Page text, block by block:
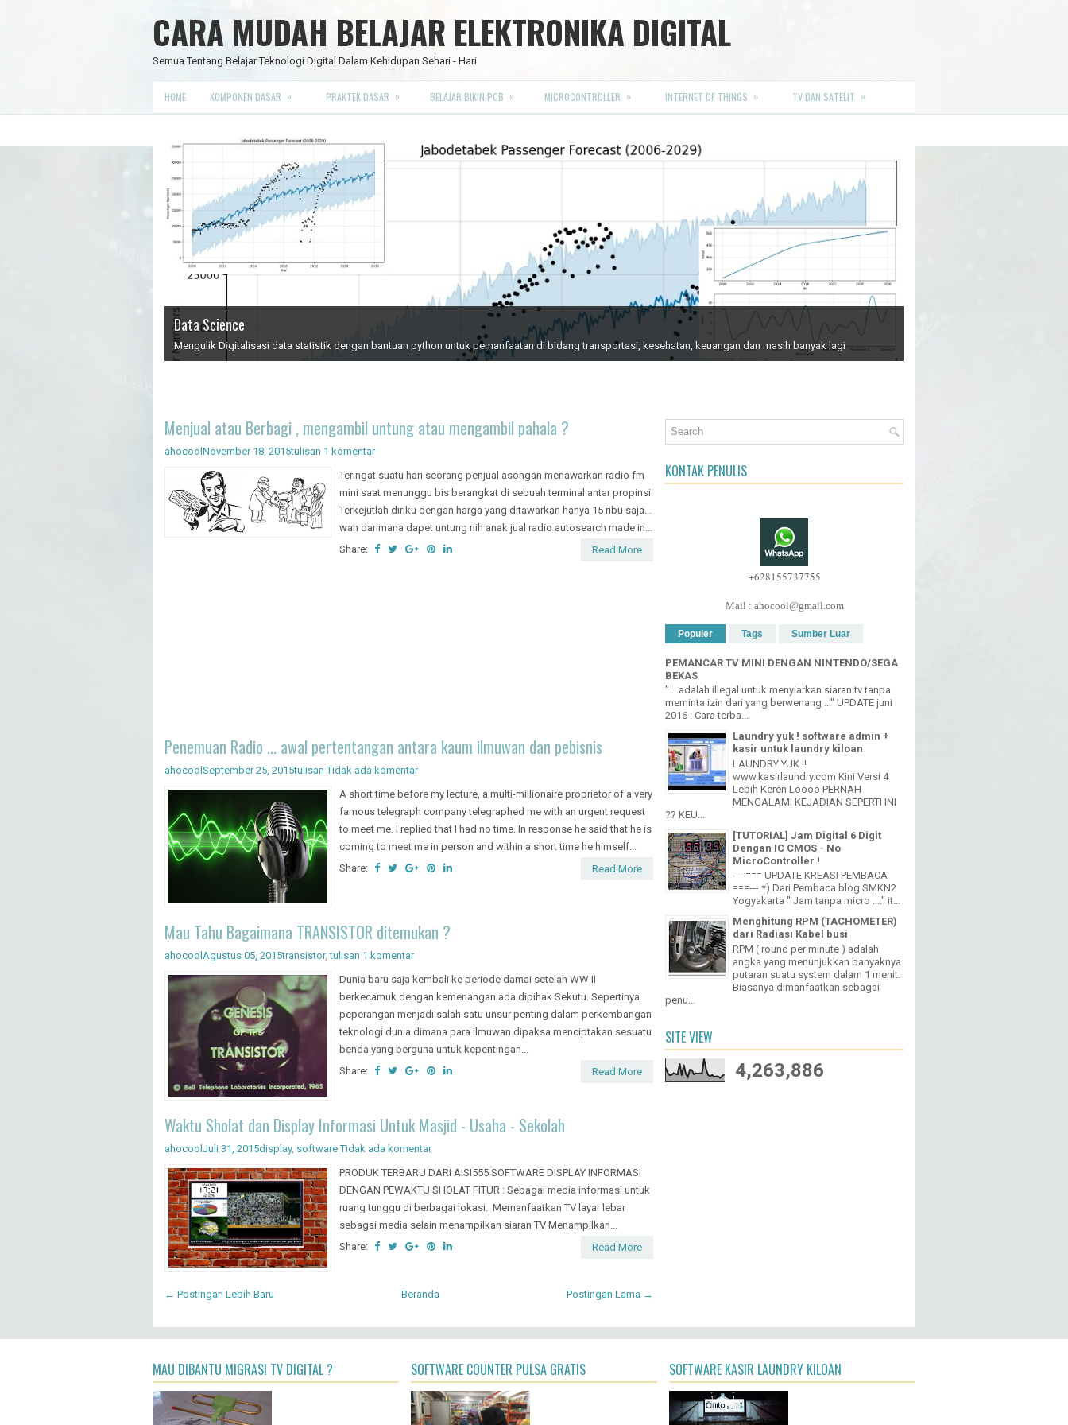
CARA MUDAH BELAJAR ELEKTRONIKA DIGITAL
Semua Tentang Belajar Teknologi Digital Dalam Kehidupan Sehari - Hari
HOME KOMPONEN DASAR » PRAKTEK DASAR » BELAJAR BIKIN PCB » MICROCONTROLLER » INTERNET OF THINGS » TV DAN SATELIT »
IC Timer 555 yang Multifungsi
Data Science
Mengulik Digitalisasi data statistik dengan bantuan python untuk pemanfaatan di bidang transportasi, kesehatan, keuangan dan masih banyak lagi
JAM DIGITAL 6 DIGIT TANPA MICRO FULL CMOS
Node Red - Kontrol Industri 4.0
Menjual atau Berbagi , mengambil untung atau mengambil pahala ?
ahocoolNovember 18, 2015tulisan 1 komentar
Teringat suatu hari seorang penjual asongan menawarkan radio fm
mini saat menunggu bis berangkat di sebuah terminal antar propinsi.
Terkejutlah diriku dengan harga yang ditawarkan hanya 15 ribu saja...
wah darimana dapet untung nih anak jual radio autosearch made in...
Share:
Read More
Penemuan Radio ... awal pertentangan antara kaum ilmuwan dan pebisnis
ahocoolSeptember 25, 2015tulisan Tidak ada komentar
A short time before my lecture, a multi-millionaire proprietor of a very
famous telegraph company telegraphed me with an urgent request
to meet me. I replied that I had no time. In response he said that he is
coming to meet me in person and within a short time he himself...
Share:
Read More
Mau Tahu Bagaimana TRANSISTOR ditemukan ?
ahocool Agustus 05, 2015transistor,tulisan 1 komentar
Dunia baru saja kembali ke periode damai setelah WW II
berkecamuk dengan kemenangan ada dipihak Sekutu. Sepertinya
peperangan menjadi salah satu unsur penting dalam perkembangan
teknologi dunia dimana para ilmuwan dipaksa menciptakan sesuatu
benda yang berguna untuk kepentingan...
Share:
Read More
Waktu Sholat dan Display Informasi Untuk Masjid - Usaha - Sekolah
ahocool Juli 31, 2015display, software Tidak ada komentar
PRODUK TERBARU DARI AISI555 SOFTWARE DISPLAY INFORMASI
DENGAN PEWAKTU SHOLAT FITUR : Sebagai media informasi untuk
ruang tunggu di berbagai lokasi. Memanfaatkan TV layar lebar
sebagai media selain menampilkan siaran TV Menampilkan...
Share:
Read More
← Postingan Lebih Baru Postingan Lama →
Beranda
KONTAK PENULIS
+628155737755
Mail : ahocool@gmail.com
Populer Tags Sumber Luar
PEMANCAR TV MINI DENGAN NINTENDO/SEGA
BEKAS
" ...adalah illegal untuk menyiarkan siaran tv tanpa
meminta izin dari yang berwenang ..." UPDATE juni
2016 : Cara terba...
Laundry yuk ! software admin +
kasir untuk laundry kiloan
LAUNDRY YUK !!
www.kasirlaundry.com Kini Versi 4
Lebih Keren Loooo PERNAH
MENGALAMI KEJADIAN SEPERTI INI
?? KEU...
[TUTORIAL] Jam Digital 6 Digit
Dengan IC CMOS - No
MicroController !
----=== UPDATE KREASI PEMBACA
===--- *) Dari Pembaca blog SMKN2
Yogyakarta " Jam tanpa micro ...." it...
Menghitung RPM (TACHOMETER)
dari Radiasi Kabel busi
RPM ( round per minute ) adalah
angka yang menunjukkan banyaknya
putaran suatu system dalam 1 menit.
Biasanya dimanfaatkan sebagai
penu...
SITE VIEW
4,263,886
MAU DIBANTU MIGRASI TV DIGITAL ? SOFTWARE COUNTER PULSA GRATIS SOFTWARE KASIR LAUNDRY KILOAN